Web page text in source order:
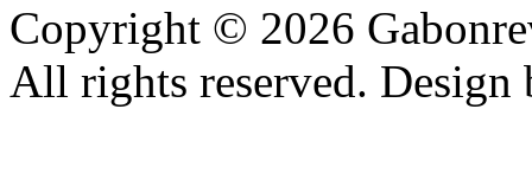
Copyright © 2026
All rights reserved.